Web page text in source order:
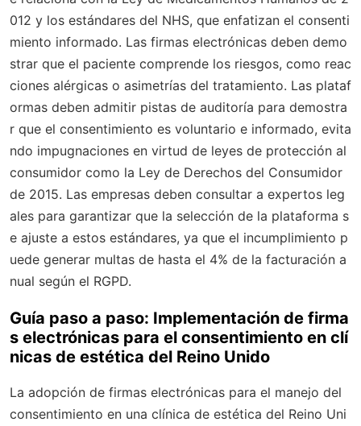
012 y los estándares del NHS, que enfatizan el consenti
miento informado. Las firmas electrónicas deben demo
strar que el paciente comprende los riesgos, como reac
ciones alérgicas o asimetrías del tratamiento. Las plataf
ormas deben admitir pistas de auditoría para demostra
r que el consentimiento es voluntario e informado, evita
ndo impugnaciones en virtud de leyes de protección al
consumidor como la Ley de Derechos del Consumidor
de 2015. Las empresas deben consultar a expertos leg
ales para garantizar que la selección de la plataforma s
e ajuste a estos estándares, ya que el incumplimiento p
uede generar multas de hasta el 4% de la facturación a
nual según el RGPD.
Guía paso a paso: Implementación de firma
s electrónicas para el consentimiento en clí
nicas de estética del Reino Unido
La adopción de firmas electrónicas para el manejo del
consentimiento en una clínica de estética del Reino Uni